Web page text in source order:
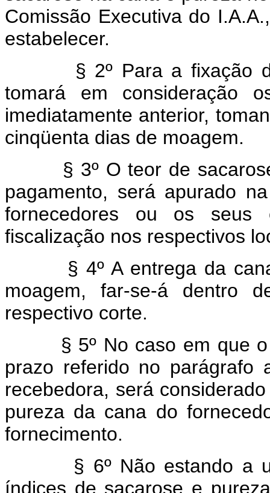
Comissão Executiva do
estabelecer.
§ 2º Para a fixação dos
tomará em consideração
imediatamente anterior,
cinqüenta dias de moagem.
§ 3º O teor de sacarose
pagamento, será apurado
fornecedores ou os seus
fiscalização nos respectivos
§ 4º A entrega da cana
moagem, far-se-á dentro
respectivo corte.
§ 5º No caso em que o
prazo referido no parágrafo
recebedora, será
pureza da cana do
fornecimento.
§ 6º Não estando a
índices de sacarose e